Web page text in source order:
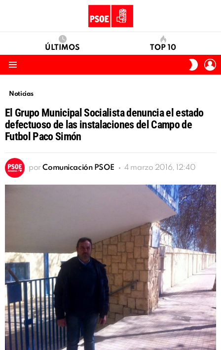
ÚLTIMOS TOP 10
SKIN
Noticias
El Grupo Municipal Socialista denuncia el estado
defectuoso de las instalaciones del Campo de
Futbol Paco Simón
por Comunicación PSOE 4 marzo 2016, 12:40